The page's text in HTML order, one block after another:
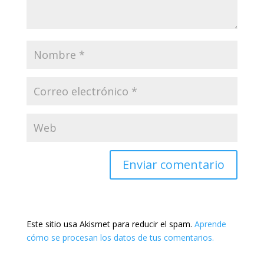
Este sitio usa Akismet para reducir el spam. Aprende
cómo se procesan los datos de tus comentarios.